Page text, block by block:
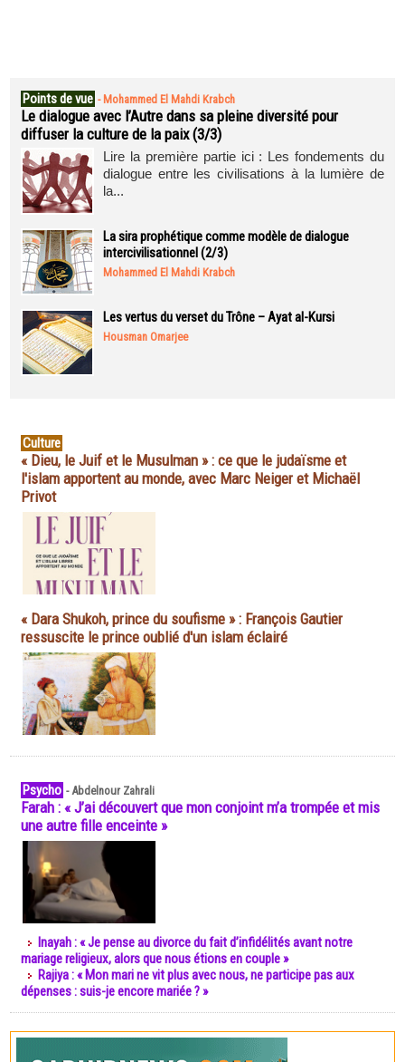
Points de vue - Mohammed El Mahdi Krabch
Le dialogue avec l’Autre dans sa pleine diversité pour
diffuser la culture de la paix (3/3)
Lire la première partie ici : Les fondements du
dialogue entre les civilisations à la lumière de
la...
La sira prophétique comme modèle de dialogue
intercivilisationnel (2/3)
Mohammed El Mahdi Krabch
Les vertus du verset du Trône – Ayat al-Kursi
Housman Omarjee
Culture
« Dieu, le Juif et le Musulman » : ce que le judaïsme et
l'islam apportent au monde, avec Marc Neiger et Michaël
Privot
« Dara Shukoh, prince du soufisme » : François Gautier
ressuscite le prince oublié d'un islam éclairé
Psycho -Abdelnour Zahrali
Farah : « J’ai découvert que mon conjoint m’a trompée et mis
une autre fille enceinte »
Inayah : « Je pense au divorce du fait d’infidélités avant notre
mariage religieux, alors que nous étions en couple »
Rajiya : « Mon mari ne vit plus avec nous, ne participe pas aux
dépenses : suis-je encore mariée ? »